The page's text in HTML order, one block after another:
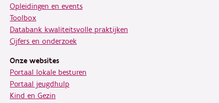
Opleidingen en events
Toolbox
Databank kwaliteitsvolle praktijken
Cijfers en onderzoek
Onze websites
Portaal lokale besturen
Portaal jeugdhulp
Kind en Gezin